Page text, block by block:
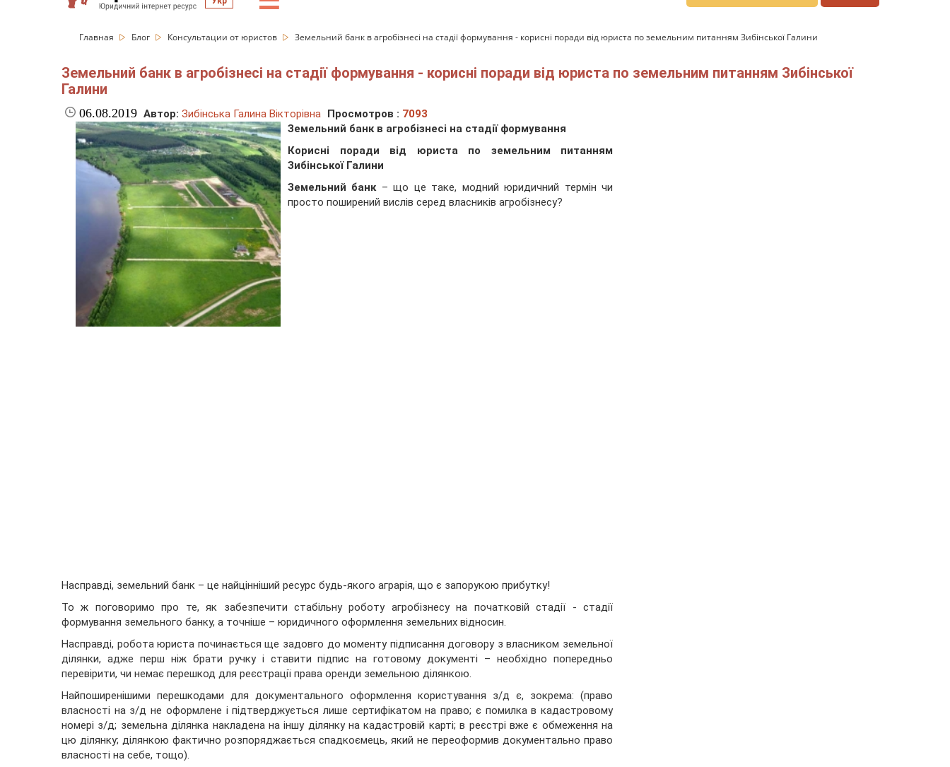
Главная Блог Консультации от юристов Земельний банк в агробізнесі на стадії формування - корисні поради від юриста по земельним питанням Зибінської Галини
Земельний банк в агробізнесі на стадії формування - корисні поради від юриста по земельним питанням Зибінської
Галини
06.08.2019 Автор: Зибінська Галина Вікторівна Просмотров : 7093
Земельний банкв агробізнесі на стадії формування
Корисні поради від юриста по земельним питанням
Зибінської Галини
Земельний банк– що це таке, модний юридичний термін чи
просто поширений вислів серед власників агробізнесу?
Насправді, земельний банк – це найцінніший ресурс будь-якого аграрія, що є запорукою прибутку!
То ж поговоримо про те, як забезпечити стабільну роботу агробізнесу на початковій стадії - стадії
формування земельного банку, а точніше – юридичного оформлення земельних відносин.
Насправді, робота юриста починається ще задовго до моменту підписання договору з власником земельної
ділянки, адже перш ніж брати ручку і ставити підпис на готовому документі – необхідно попередньо
перевірити, чи немає перешкод для реєстрації права оренди земельною ділянкою.
Найпоширенішими перешкодами для документального оформлення користування з/д є, зокрема: (право
власності на з/д не оформлене і підтверджується лише сертифікатом на право; є помилка в кадастровому
номері з/д; земельна ділянка накладена на іншу ділянку на кадастровій карті; в реєстрі вже є обмеження на
цю ділянку; ділянкою фактично розпоряджається спадкоємець, який не переоформив документально право
власності на себе, тощо).